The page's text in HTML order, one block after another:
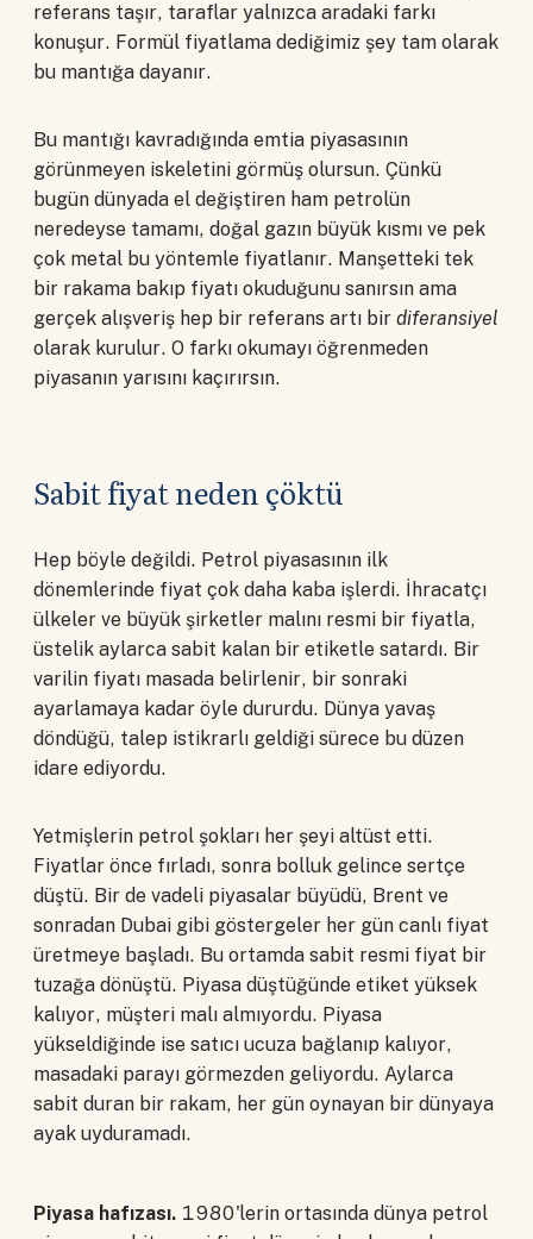
referans taşır, taraflar yalnızca aradaki farkı
konuşur. Formül fiyatlama dediğimiz şey tam olarak
bu mantığa dayanır.
Bu mantığı kavradığında emtia piyasasının
görünmeyen iskeletini görmüş olursun. Çünkü
bugün dünyada el değiştiren ham petrolün
neredeyse tamamı, doğal gazın büyük kısmı ve pek
çok metal bu yöntemle fiyatlanır. Manşetteki tek
bir rakama bakıp fiyatı okuduğunu sanırsın ama
gerçek alışveriş hep bir referans artı bir diferansiyel
olarak kurulur. O farkı okumayı öğrenmeden
piyasanın yarısını kaçırırsın.
Sabit fiyat neden çöktü
Hep böyle değildi. Petrol piyasasının ilk
dönemlerinde fiyat çok daha kaba işlerdi. İhracatçı
ülkeler ve büyük şirketler malını resmi bir fiyatla,
üstelik aylarca sabit kalan bir etiketle satardı. Bir
varilin fiyatı masada belirlenir, bir sonraki
ayarlamaya kadar öyle dururdu. Dünya yavaş
döndüğü, talep istikrarlı geldiği sürece bu düzen
idare ediyordu.
Yetmişlerin petrol şokları her şeyi altüst etti.
Fiyatlar önce fırladı, sonra bolluk gelince sertçe
düştü. Bir de vadeli piyasalar büyüdü, Brent ve
sonradan Dubai gibi göstergeler her gün canlı fiyat
üretmeye başladı. Bu ortamda sabit resmi fiyat bir
tuzağa dönüştü. Piyasa düştüğünde etiket yüksek
kalıyor, müşteri malı almıyordu. Piyasa
yükseldiğinde ise satıcı ucuza bağlanıp kalıyor,
masadaki parayı görmezden geliyordu. Aylarca
sabit duran bir rakam, her gün oynayan bir dünyaya
ayak uyduramadı.
Piyasa hafızası. 1980'lerin ortasında dünya petrol